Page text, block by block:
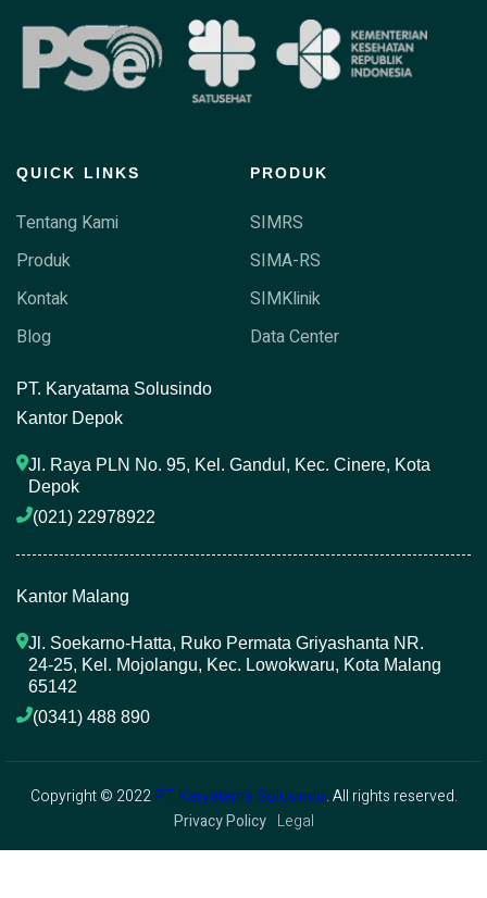
QUICK LINKS
Tentang Kami
Produk
Kontak
Blog
PRODUK
SIMRS
SIMA-RS
SIMKlinik
Data Center
PT. Karyatama Solusindo
Kantor Depok
Jl. Raya PLN No. 95, Kel. Gandul, Kec. Cinere, Kota
Depok
(021) 22978922
Kantor Malang
Jl. Soekarno-Hatta, Ruko Permata Griyashanta NR.
24-25, Kel. Mojolangu, Kec. Lowokwaru, Kota Malang
65142
(0341) 488 890
Copyright © 2022PT. Karyatama Solusindo. All rights reserved.
Privacy Policy Legal